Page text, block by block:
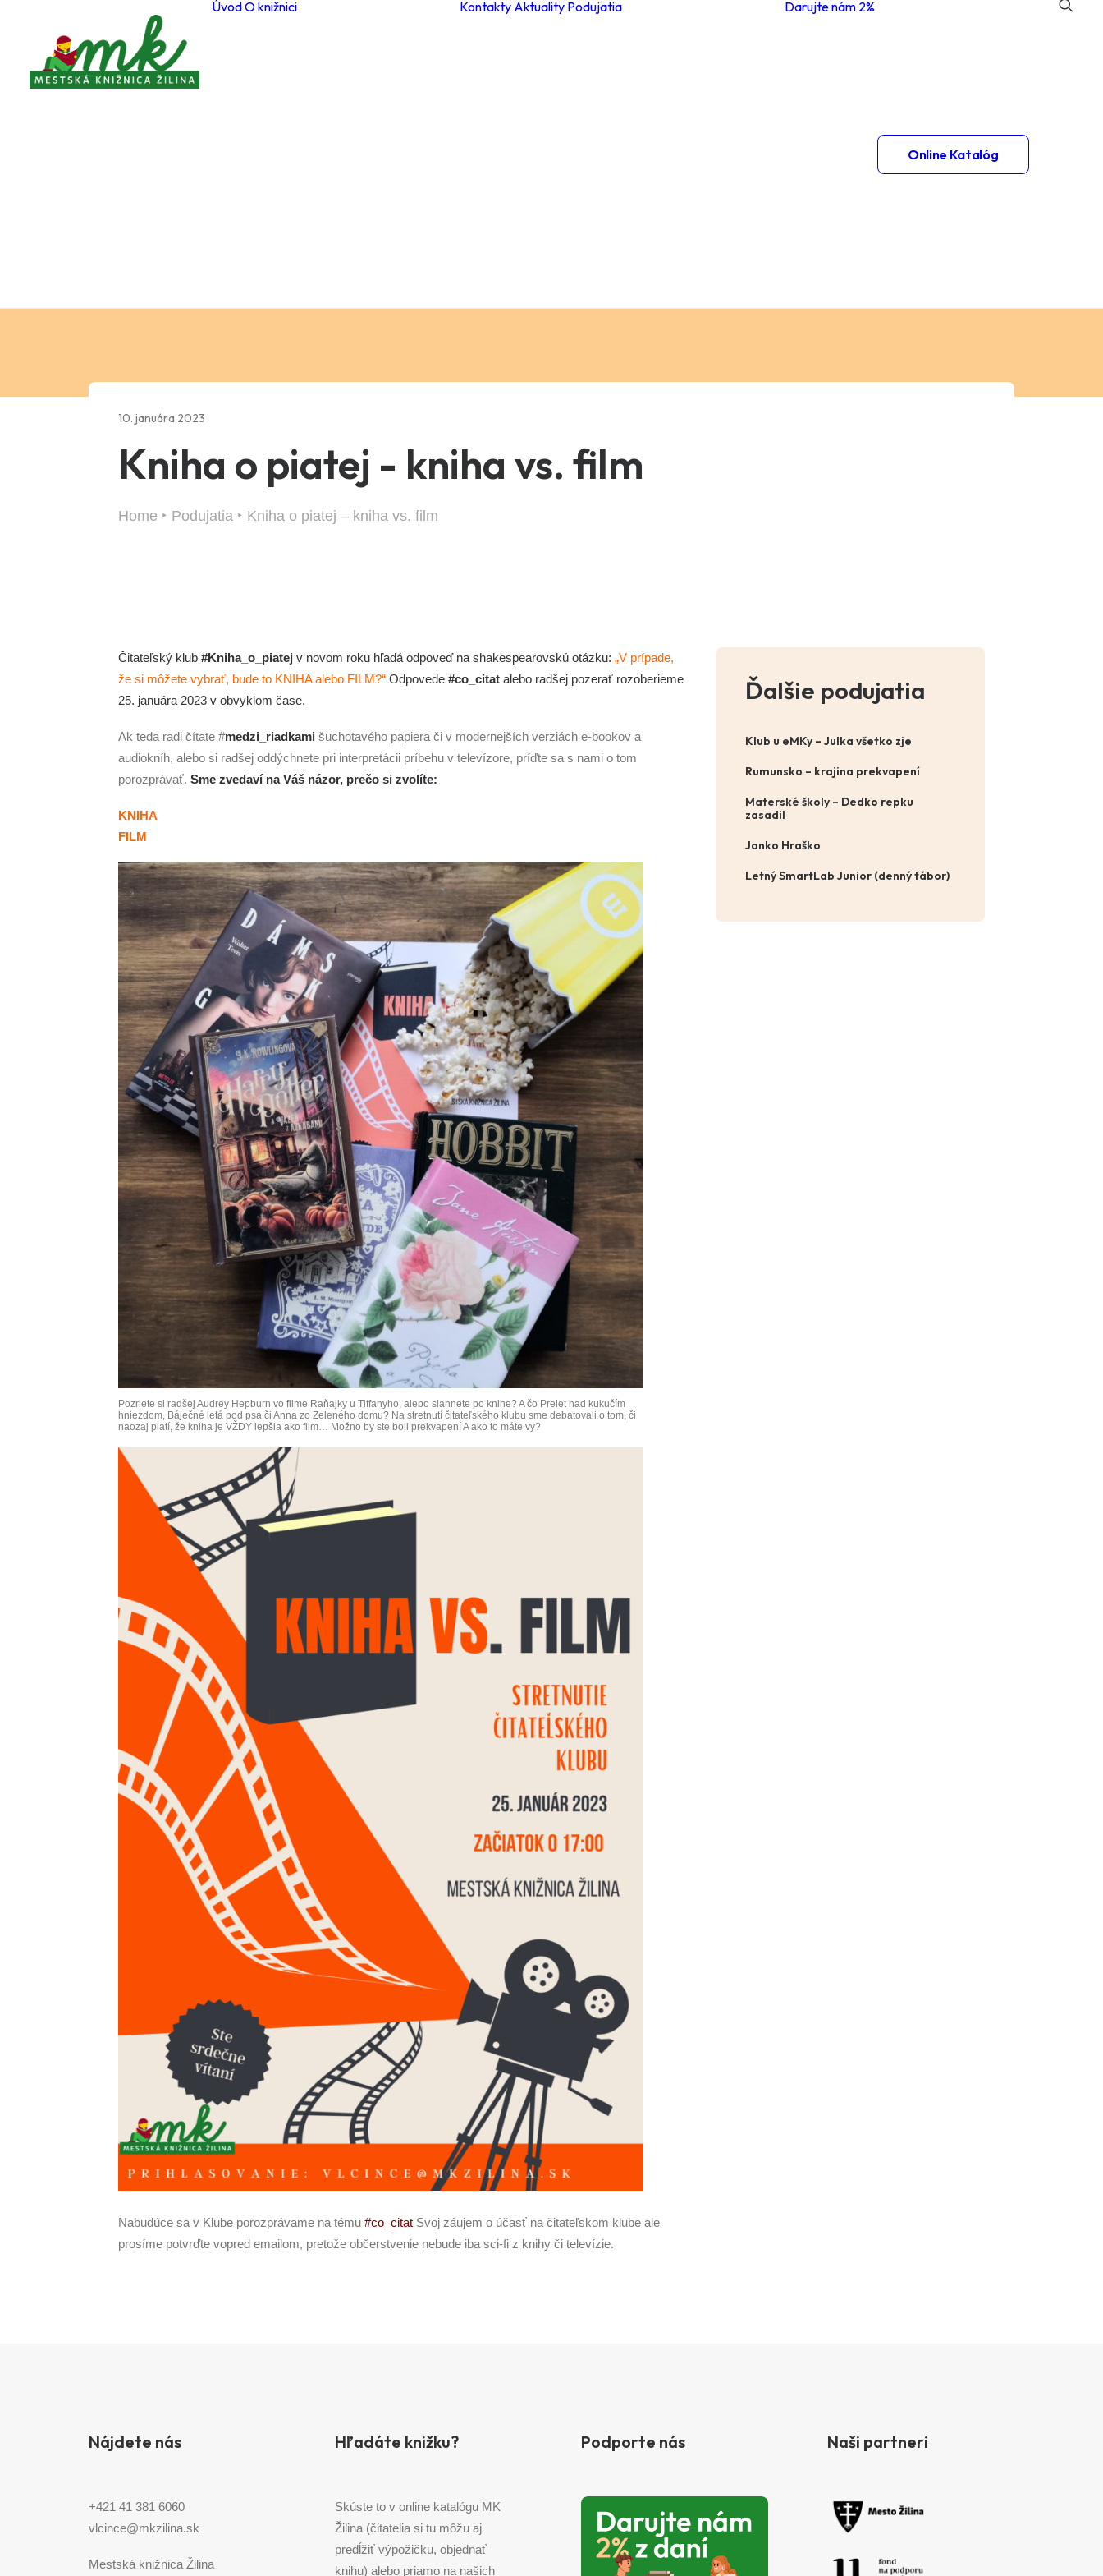
ÚvodO knižnici Kontakty Aktuality Podujatia Darujte nám 2%
Online Katalóg
10. januára 2023
Kniha o piatej - kniha vs. film
Home Podujatia Kniha o piatej – kniha vs. film
Čitateľský klub #Kniha_o_piatej v novom roku hľadá odpoveď na shakespearovskú otázku: „V prípade,
že si môžete vybrať, bude to KNIHA alebo FILM?“ Odpovede #co_citat alebo radšej pozerať rozoberieme
25. januára 2023 v obvyklom čase.
Ak teda radi čítate #medzi_riadkami šuchotavého papiera či v modernejších verziách e-bookov a
audiokníh, alebo si radšej oddýchnete pri interpretácii príbehu v televízore, príďte sa s nami o tom
porozprávať. Sme zvedaví na Váš názor, prečo si zvolíte:
KNIHA
FILM
Pozriete si radšej Audrey Hepburn vo filme Raňajky u Tiffanyho, alebo siahnete po knihe? A čo Prelet nad kukučím
hniezdom, Báječné letá pod psa či Anna zo Zeleného domu? Na stretnutí čitateľského klubu sme debatovali o tom, či
naozaj platí, že kniha je VŽDY lepšia ako film… Možno by ste boli prekvapení A ako to máte vy?
Nabudúce sa v Klube porozprávame na tému #co_citat Svoj záujem o účasť na čitateľskom klube ale
prosíme potvrďte vopred emailom, pretože občerstvenie nebude iba sci-fi z knihy či televízie.
Ďalšie podujatia
Klub u eMKy – Julka všetko zje
Rumunsko – krajina prekvapení
Materské školy – Dedko repku
zasadil
Janko Hraško
Letný SmartLab Junior (denný tábor)
Nájdete nás
+421 41 381 6060
vlcince@mkzilina.sk
Mestská knižnica Žilina
Hľadáte knižku?
Skúste to v online katalógu MK
Žilina (čitatelia si tu môžu aj
predĺžiť výpožičku, objednať
knihu) alebo priamo na našich
Podporte nás Naši partneri